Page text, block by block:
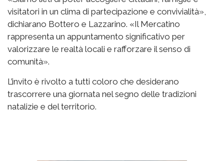
visitatori in un clima di partecipazione e convivialità»,
dichiarano Bottero e Lazzarino. «Il Mercatino
rappresenta un appuntamento significativo per
valorizzare le realtà locali e rafforzare il senso di
comunità».
L’invito è rivolto a tutti coloro che desiderano
trascorrere una giornata nel segno delle tradizioni
natalizie e del territorio.